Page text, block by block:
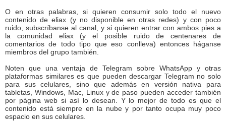
O en otras palabras, si quieren consumir solo todo el nuevo
contenido de eliax (y no disponible en otras redes) y con poco
ruido, subscríbanse al canal, y si quieren entrar con ambos pies a
la comunidad eliax (y el posible ruido de centenares de
comentarios de todo tipo que eso conlleva) entonces háganse
miembros del grupo también.
Noten que una ventaja de Telegram sobre WhatsApp y otras
plataformas similares es que pueden descargar Telegram no solo
para sus celulares, sino que además en versión nativa para
tabletas, Windows, Mac, Linux y de paso pueden acceder también
por página web si así lo desean. Y lo mejor de todo es que el
contenido está siempre en la nube y por tanto ocupa muy poco
espacio en sus celulares.